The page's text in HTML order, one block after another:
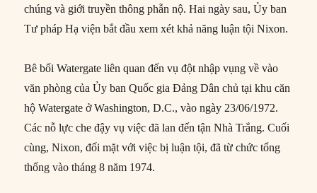
chúng và giới truyền thông phẫn nộ. Hai ngày sau, Ủy ban
Tư pháp Hạ viện bắt đầu xem xét khả năng luận tội Nixon.
Bê bối Watergate liên quan đến vụ đột nhập vụng về vào
văn phòng của Ủy ban Quốc gia Đảng Dân chủ tại khu căn
hộ Watergate ở Washington, D.C., vào ngày 23/06/1972.
Các nỗ lực che đậy vụ việc đã lan đến tận Nhà Trắng. Cuối
cùng, Nixon, đối mặt với việc bị luận tội, đã từ chức tổng
thống vào tháng 8 năm 1974.